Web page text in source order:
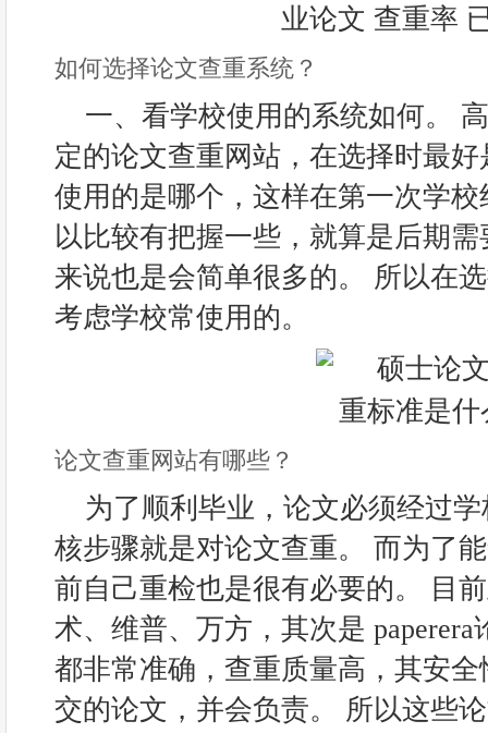
如何选择论文查重系统？
一、看学校使用的系统如何。
定的论文查重网站，在选择时最
使用的是哪个，这样在第一次学
以比较有把握一些，就算是后期
来说也是会简单很多的。 所以在
考虑学校常使用的。
论文查重网站有哪些？
为了顺利毕业，论文必须经过
核步骤就是对论文查重。 而为了
前自己重检也是很有必要的。 目
术、维普、万方，其次是
都非常准确，查重质量高，其安
交的论文，并会负责。 所以这些